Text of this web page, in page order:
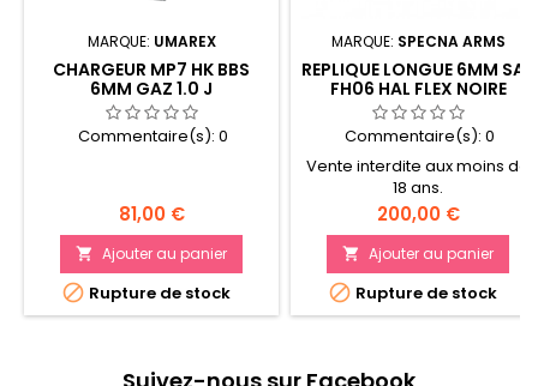
MARQUE: UMAREX
CHARGEUR MP7 HK BBS
6MM GAZ 1.0 J
Commentaire(s): 0
Prix
81,00 €
 Ajouter au panier
 Rupture de stock
MARQUE: SPECNA ARMS
REPLIQUE LONGUE 6MM SA-
FH06 HAL FLEX NOIRE
Commentaire(s): 0
Vente interdite aux moins de
18 ans.
Prix
200,00 €
 Ajouter au panier
 Rupture de stock